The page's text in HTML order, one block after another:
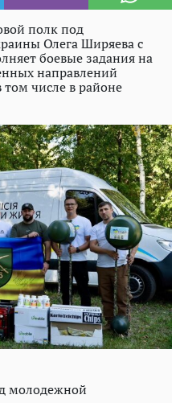
полк под
Олега Ширяева с
боевые задания на
направлений
числе в районе
молодежной